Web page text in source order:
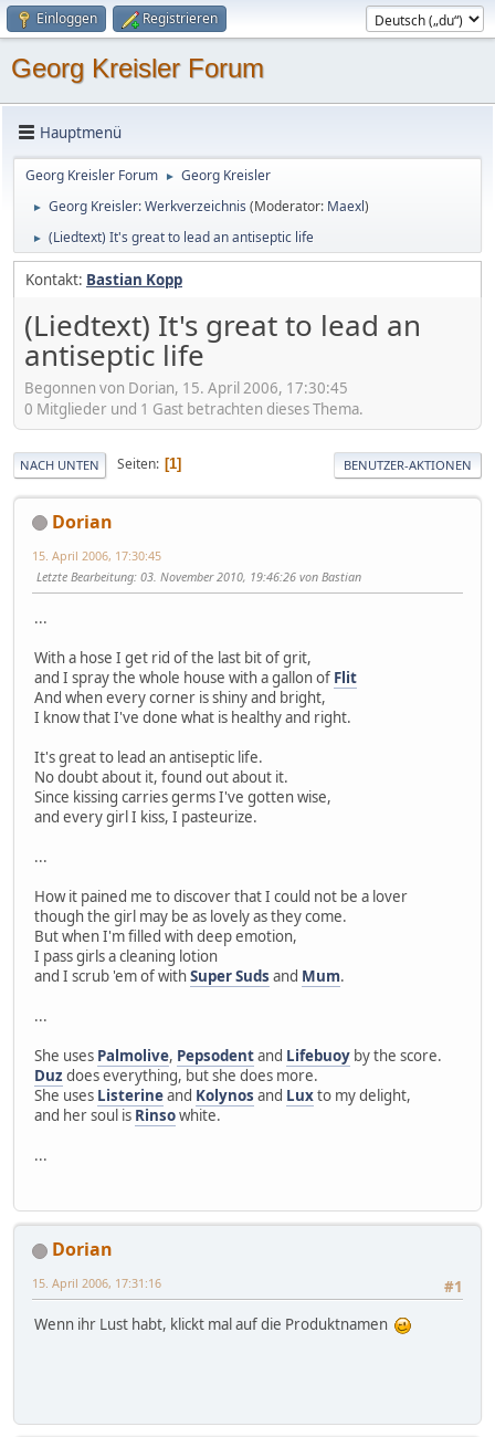
Einloggen Registrieren
Georg Kreisler Forum
Hauptmenü
Georg Kreisler Forum ► Georg Kreisler
► Georg Kreisler: Werkverzeichnis (Moderator: Maexl)
► (Liedtext) It's great to lead an antiseptic life
Kontakt: Bastian Kopp
(Liedtext) It's great to lead an
antiseptic life
Begonnen von Dorian, 15. April 2006, 17:30:45
0 Mitglieder und 1 Gast betrachten dieses Thema.
NACH UNTEN Seiten 1 BENUTZER-AKTIONEN
Dorian
15. April 2006, 17:30:45
Letzte Bearbeitung: 03. November 2010, 19:46:26 von Bastian
...
With a hose I get rid of the last bit of grit,
and I spray the whole house with a gallon of Flit
And when every corner is shiny and bright,
I know that I've done what is healthy and right.
It's great to lead an antiseptic life.
No doubt about it, found out about it.
Since kissing carries germs I've gotten wise,
and every girl I kiss, I pasteurize.
...
How it pained me to discover that I could not be a lover
though the girl may be as lovely as they come.
But when I'm filled with deep emotion,
I pass girls a cleaning lotion
and I scrub 'em of withSuper Suds and Mum.
...
She uses Palmolive, Pepsodentand Lifebuoy by the score.
Duz does everything, but she does more.
She uses Listerineand Kolynos and Luxto my delight,
and her soul is Rinsowhite.
...
Dorian
#1
15. April 2006, 17:31:16
Wenn ihr Lust habt, klickt mal auf die Produktnamen